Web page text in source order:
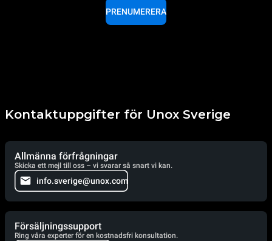
PRENUMERERA
Kontaktuppgifter för Unox Sverige
Allmänna förfrågningar
Skicka ett mejl till oss – vi svarar så snart vi kan.
info.sverige@unox.com
Försäljningssupport
Ring våra experter för en kostnadsfri konsultation.